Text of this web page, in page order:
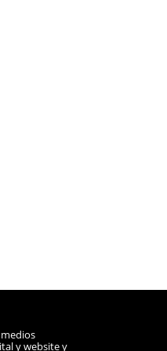
y website y